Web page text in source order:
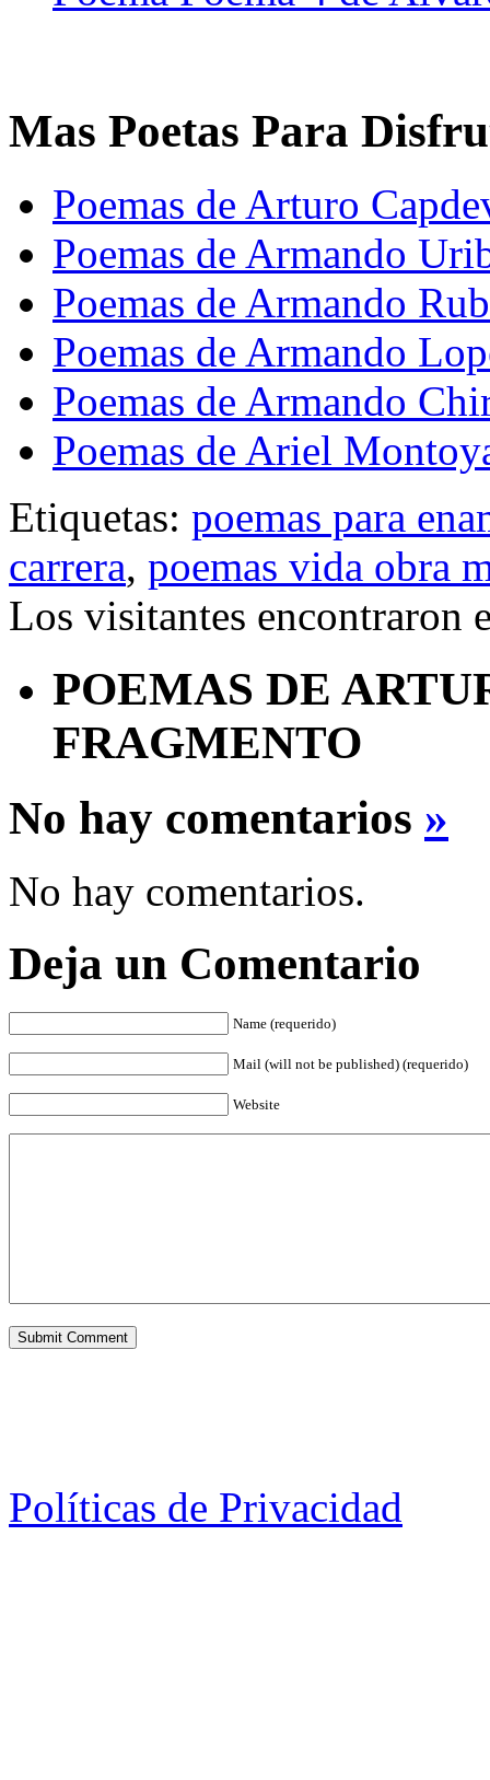
Mas Poetas Para
Poemas de Arturo
Poemas de Armando
Poemas de Armando
Poemas de Armando
Poemas de Armando
Poemas de Ariel
Etiquetas: poemas para
carrera, poemas vida obra
Los visitantes encontraron
POEMAS DE
FRAGMENTO
No hay comentarios »
No hay comentarios.
Deja un Comentario
Name (requerido)
Mail (will not be published) (requerido)
Website
Políticas de Privacidad